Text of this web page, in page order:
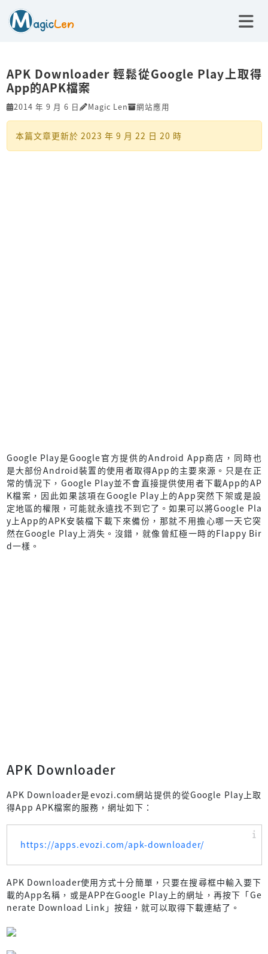
APK Downloader 輕鬆從Google Play上取得
App的APK檔案
2014 年 9 月 6 日 Magic Len 網站應用
本篇文章更新於 2023 年 9 月 22 日 20 時
Google Play是Google官方提供的Android App商店，同時也
是大部份Android裝置的使用者取得App的主要來源。只是在正
常的情況下，Google Play並不會直接提供使用者下載App的AP
K檔案，因此如果該項在Google Play上的App突然下架或是設
定地區的權限，可能就永遠找不到它了。如果可以將Google Pla
y上App的APK安裝檔下載下來備份，那就不用擔心哪一天它突
然在Google Play上消失。沒錯，就像曾紅極一時的Flappy Bir
d一樣。
APK Downloader
APK Downloader是evozi.com網站提供的從Google Play上取
得App APK檔案的服務，網址如下：
https://apps.evozi.com/apk-downloader/
APK Downloader使用方式十分簡單，只要在搜尋框中輸入要下
載的App名稱，或是APP在Google Play上的網址，再按下「Ge
nerate Download Link」按鈕，就可以取得下載連結了。